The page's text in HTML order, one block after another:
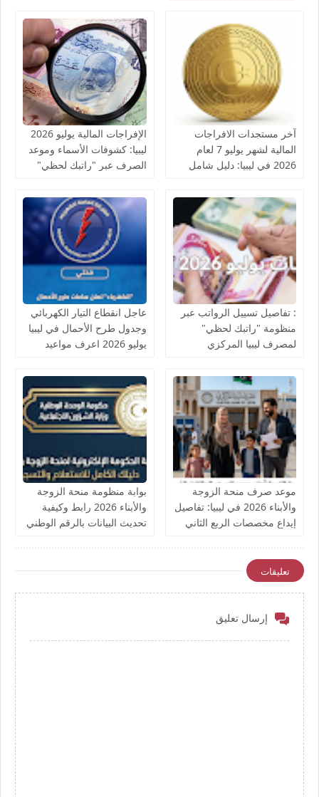
آخر مستجدات الافراجات
المالية لشهر يوليو 7 لعام
2026 في ليبيا: دليل شامل
المشمولة
الإفراجات المالية يوليو 2026
ليبيا: كشوفات الأسماء وموعد
الصرف عبر "راتبك لحظي"
: تفاصيل تسييل الرواتب عبر
منظومة "راتبك لحظي"
لمصرف ليبيا المركزي
عاجل انقطاع التيار الكهربائي
وجدول طرح الأحمال في ليبيا
يوليو 2026 اعرف مواعيد
موعد صرف منحة الزوجة
والأبناء 2026 في ليبيا: تفاصيل
إيداع مخصصات الربع الثاني
بوابة منظومة منحة الزوجة
والأبناء 2026 رابط وكيفية
تحديث البيانات بالرقم الوطني
تعليقات
إرسال تعليق